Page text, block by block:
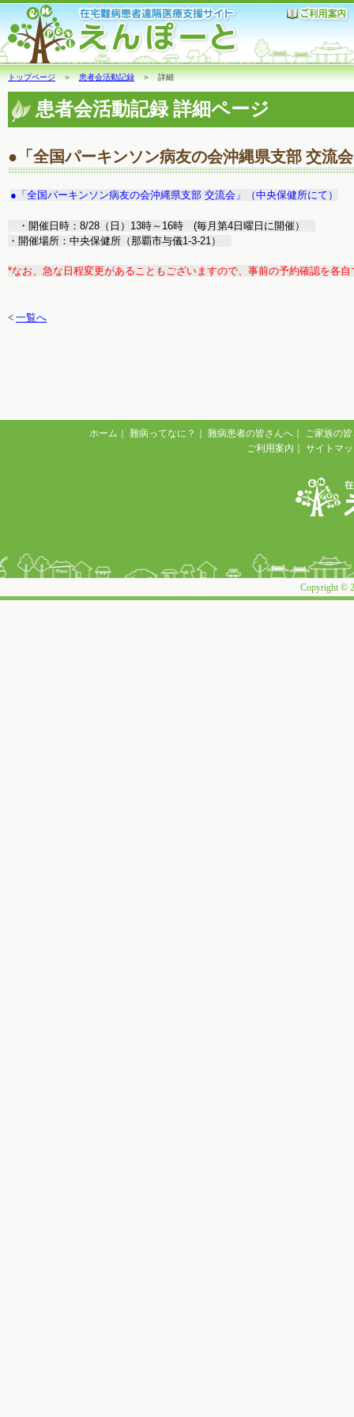
トップページ＞患者会活動記録＞ 詳細
患者会活動記録 詳細ページ
●「全国パーキンソン病友の会沖縄県支部 交流
●「全国パーキンソン病友の会沖縄県支部 交流会」（中央保健所にて）
・開催日時：8/28（日）13時～16時 (毎月第4日曜日に開催）
・開催場所：中央保健所（那覇市与儀1-3-21）
*なお、急な日程変更があることもございますので、事前の予約確認を各
< 一覧へ
ホーム｜ 難病ってなに？｜ 難病患者の皆さんへ｜ ご家族の
ご利用案内｜ サイトマ
Copyright ©